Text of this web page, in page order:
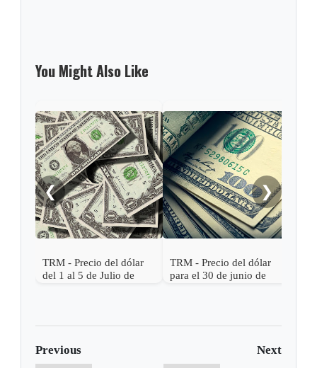
You Might Also Like
❮
TRM - Precio del dólar
del 1 al 5 de Julio de
TRM - Precio del dólar
para el 30 de junio de
❯
Previous Next